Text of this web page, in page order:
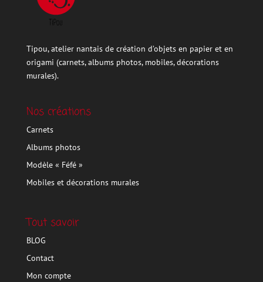
Tipou, atelier nantais de création d’objets en papier et en
origami (carnets, albums photos, mobiles, décorations
murales).
Nos créations
Carnets
Albums photos
Modèle « Féfé »
Mobiles et décorations murales
Tout savoir
BLOG
Contact
Mon compte